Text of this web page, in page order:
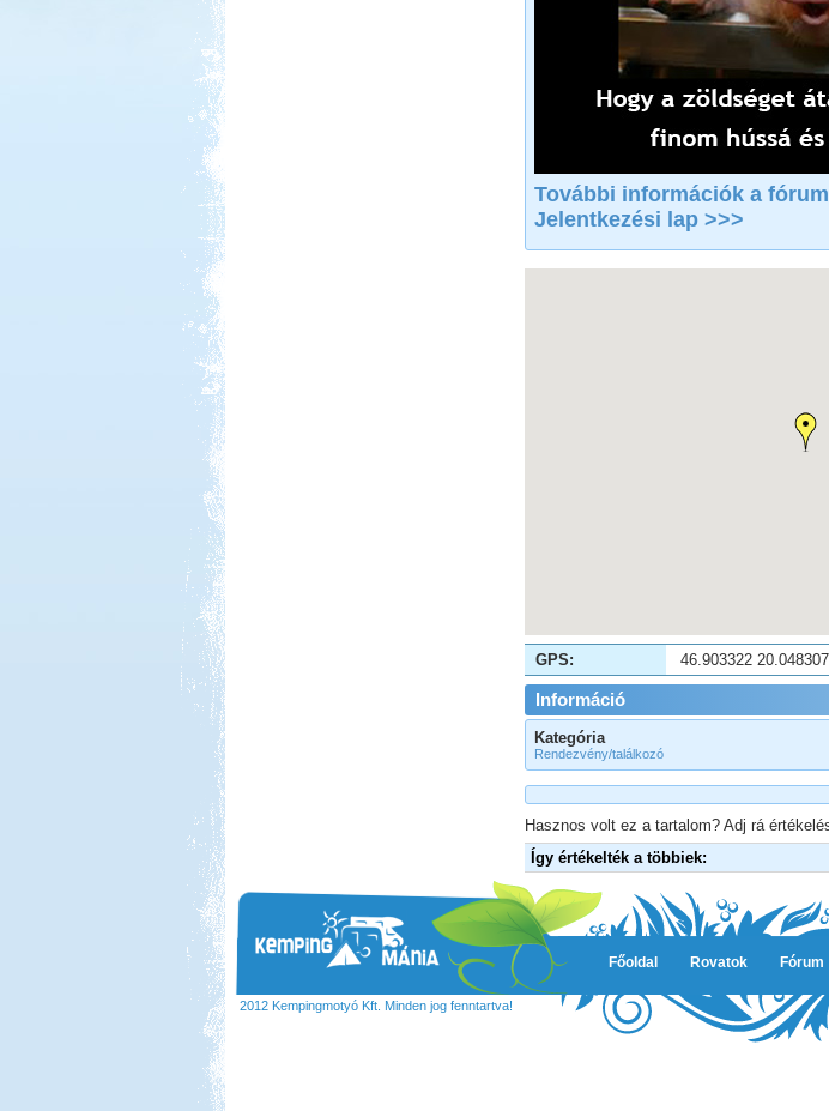
További információk a
Jelentkezési lap >>>
GPS: 46.903322 20.048307
Információ
Kategória
Rendezvény/találkozó
Hasznos volt ez a tartalom? Adj rá
Így értékelték a többiek:
Főoldal Rovatok Fórum
2012 Kempingmotyó Kft. Minden jog fenntartva!